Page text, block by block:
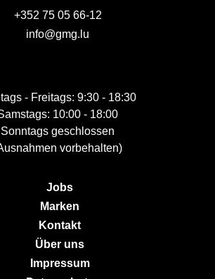
+352 75 05 66-12
info@gmg.lu
- Freitags: 9:30 - 18:30
10:00 - 18:00
Sonntags geschlossen
vorbehalten)
Jobs
Marken
Kontakt
Über uns
Impressum